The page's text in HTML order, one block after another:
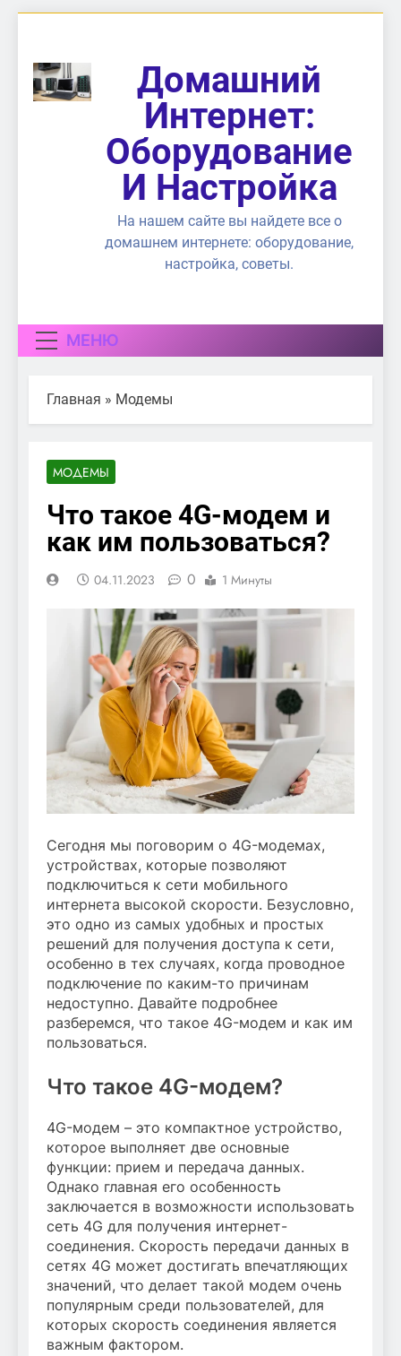
содержимому
Домашний
Интернет:
Оборудование
И Настройка
На нашем сайте вы найдете все о
домашнем интернете: оборудование,
настройка, советы.
МЕНЮ
Главная » Модемы
МОДЕМЫ
Что такое 4G-модем и
как им пользоваться?
04.11.2023 0 1 Минуты
Сегодня мы поговорим о 4G-модемах,
устройствах, которые позволяют
подключиться к сети мобильного
интернета высокой скорости. Безусловно,
это одно из самых удобных и простых
решений для получения доступа к сети,
особенно в тех случаях, когда проводное
подключение по каким-то причинам
недоступно. Давайте подробнее
разберемся, что такое 4G-модем и как им
пользоваться.
Что такое 4G-модем?
4G-модем – это компактное устройство,
которое выполняет две основные
функции: прием и передача данных.
Однако главная его особенность
заключается в возможности использовать
сеть 4G для получения интернет-
соединения. Скорость передачи данных в
сетях 4G может достигать впечатляющих
значений, что делает такой модем очень
популярным среди пользователей, для
которых скорость соединения является
важным фактором.